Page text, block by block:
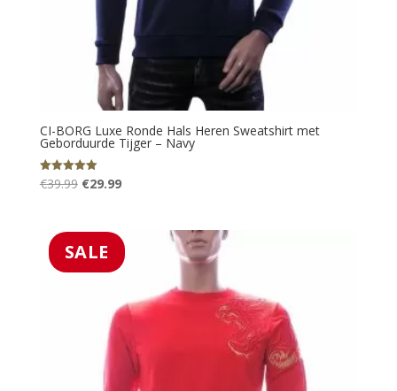
CI-BORG Luxe Ronde Hals Heren Sweatshirt met
Geborduurde Tijger – Navy
Gewaardeerd
5.00
€39.99 Oorspronkelijke
€39.99.
€29.99Huidige
€29.99.
SALE